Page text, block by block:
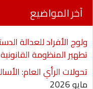
e
b
o
o
t
t
e
r
s
A
p
آخر المواضيع
ولوج الأفراد للعدالة
تطهير المنظومة القانونية
تحولات الرأي العام:
مايو 2026